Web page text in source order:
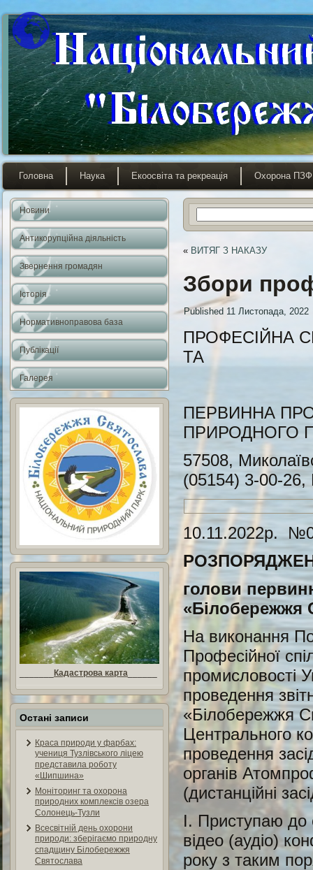
Головна Наука Екоосвіта та рекреація Охорона ПЗФ
Новини
Антикорупційна діяльність
Звернення громадян
Історія
Нормативноправова база
Публікації
Галерея
Кадастрова карта
Остані записи
Краса природи у фарбах:
учениця Тузлівського ліцею
представила роботу
«Шипшина»
Моніторинг та охорона
природних комплексів озера
Солонець-Тузли
Всесвітній день охорони
природи: зберігаємо природну
спадщину Білобережжя
Святослава
« ВИТЯГ З НАКАЗУ
Збори
Published 11 Листопада, 2022
ПРОФЕСІЙНА
ТА
ПЕРВИННА
ПРИРОДНОГО
57508,
(05154) 3-00-26,
10.11.2022р.
голови
«Білобережжя
На виконання
Професійної
промисловості
проведення
«Білобережжя
Центрального
проведення
органів
(дистанційні
І. Приступаю до
відео (аудіо)
року з таким